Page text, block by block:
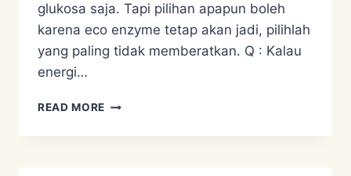
glukosa saja. Tapi pilihan apapun boleh
karena eco enzyme tetap akan jadi, pilihlah
yang paling tidak memberatkan. Q : Kalau
energi…
READ MORE IMPORTANT
ON